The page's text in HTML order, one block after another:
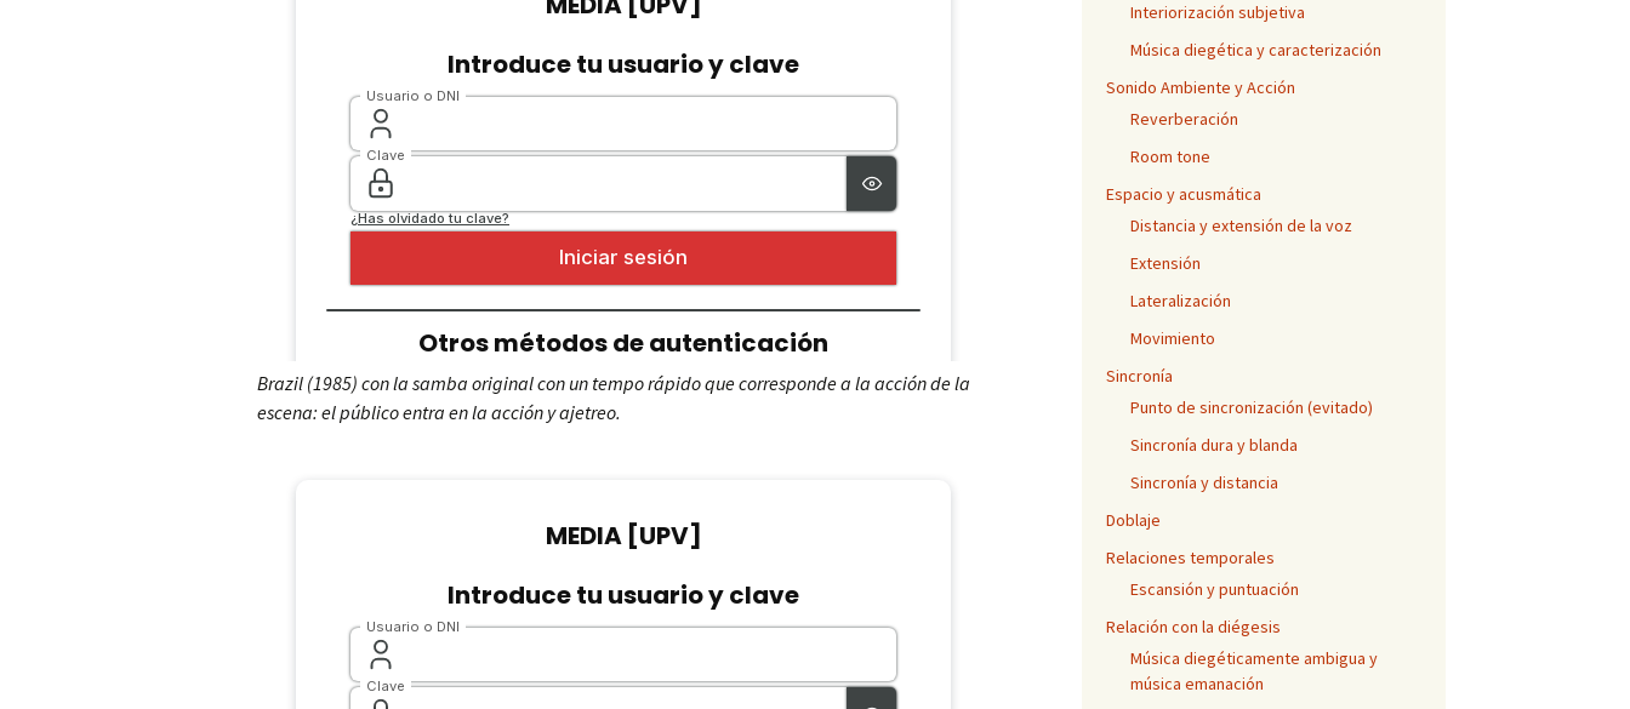
Brazil (1985) con la samba original con un tempo rápido que corresponde a la acción de la
escena: el público entra en la acción y ajetreo.
Interiorización subjetiva
Música diegética y caracterización
Sonido Ambiente y Acción
Reverberación
Room tone
Espacio y acusmática
Distancia y extensión de la voz
Extensión
Lateralización
Movimiento
Sincronía
Punto de sincronización (evitado)
Sincronía dura y blanda
Sincronía y distancia
Doblaje
Relaciones temporales
Escansión y puntuación
Relación con la diégesis
Música diegéticamente ambigua y
música emanación